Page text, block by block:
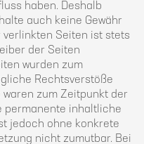
haben. Deshalb
auch keine Gewähr
verlinkten Seiten ist stets
der Seiten
wurden zum
Rechtsverstöße
zum Zeitpunkt der
permanente inhaltliche
jedoch ohne konkrete
nicht zumutbar. Bei